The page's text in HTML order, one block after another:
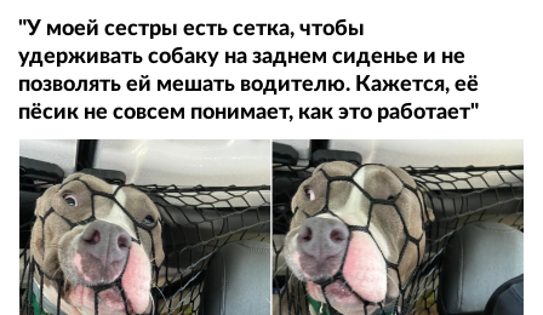
"У моей сестры есть сетка, чтобы
удерживать собаку на заднем сиденье и не
позволять ей мешать водителю. Кажется, её
пёсик не совсем понимает, как это работает"